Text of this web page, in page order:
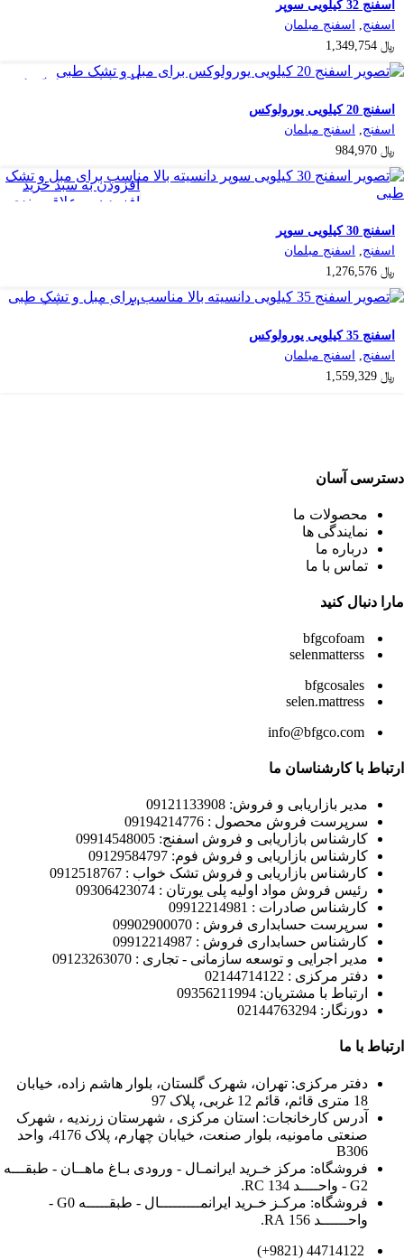
اسفنج 32 کیلویی سوپر
اسفنج, اسفنج مبلمان
﷼
افزودن به سبد خرید
اسفنج 20 کیلویی یورولوکس
اسفنج
اسفنج مبلمان
﷼
افزودن به سبد خرید
افزودن به علاقه مندی
اسفنج 30 کیلویی سوپر
اسفنج
اسفنج مبلمان
﷼
افزودن به سبد خرید
اسفنج 35 کیلویی یورولوکس
اسفنج
اسفنج مبلمان
﷼
دسترسی آسان
محصولات ما
نمایندگی ها
درباره ما
تماس با ما
مارا دنبال کنید
bfgcofoam
selenmatterss
bfgcosales
selen.mattress
info@bfgco.com
ارتباط با کارشناسان ما
مدیر بازاریابی و فروش: 09121133908
سرپرست فروش محصول : 09194214776
کارشناس بازاریابی و فروش اسفنج: 09914548005
کارشناس بازاریابی و فروش فوم: 09129584797
کارشناس بازاریابی و فروش تشک خواب : 0912518767
رئیس فروش مواد اولیه پلی یورتان : 09306423074
کارشناس صادرات : 09912214981
سرپرست حسابداری فروش : 09902900070
کارشناس حسابداری فروش : 09912214987
مدیر اجرایی و توسعه سازمانی - تجاری : 09123263070
دفتر مرکزی : 02144714122
ارتباط با مشتریان: 09356211994
دورنگار: 02144763294
ارتباط با ما
دفتر مرکزی: تهران، شهرک گلستان، بلوار هاشم زاده، خیابان
18 متری قائم، قائم 12 غربی، پلاک 97
آدرس کارخانجات: استان مرکزی ، شهرستان زرندیه ، شهرک
صنعتی مامونیه، بلوار صنعت، خیابان چهارم، پلاک 4176، واحد
B306
فروشگاه: مرکز خـرید ایرانمـال - ورودی بـاغ ماهــان - طبقـــه
G2 - واحــــد 134 RC.
فروشگاه: مرکـز خـرید ایرانمـــــــــال - طبقـــــه G0 -
واحــــــد 156 RA.
44714122 (9821+)